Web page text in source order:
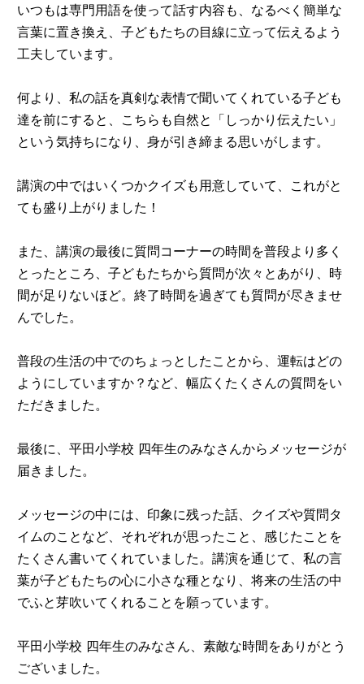
いつもは専門用語を使って話す内容も、なるべく簡単な
言葉に置き換え、子どもたちの目線に立って伝えるよう
工夫しています。
何より、私の話を真剣な表情で聞いてくれている子ども
達を前にすると、こちらも自然と「しっかり伝えたい」
という気持ちになり、身が引き締まる思いがします。
講演の中ではいくつかクイズも用意していて、これがと
ても盛り上がりました！
また、講演の最後に質問コーナーの時間を普段より多く
とったところ、子どもたちから質問が次々とあがり、時
間が足りないほど。終了時間を過ぎても質問が尽きませ
んでした。
普段の生活の中でのちょっとしたことから、運転はどの
ようにしていますか？など、幅広くたくさんの質問をい
ただきました。
最後に、平田小学校 四年生のみなさんからメッセージが
届きました。
メッセージの中には、印象に残った話、クイズや質問タ
イムのことなど、それぞれが思ったこと、感じたことを
たくさん書いてくれていました。講演を通じて、私の言
葉が子どもたちの心に小さな種となり、将来の生活の中
でふと芽吹いてくれることを願っています。
平田小学校 四年生のみなさん、素敵な時間をありがとう
ございました。